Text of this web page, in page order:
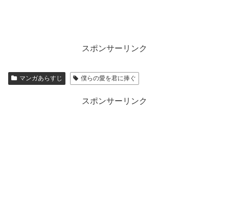
スポンサーリンク
マンガあらすじ 僕らの愛を君に捧ぐ
スポンサーリンク